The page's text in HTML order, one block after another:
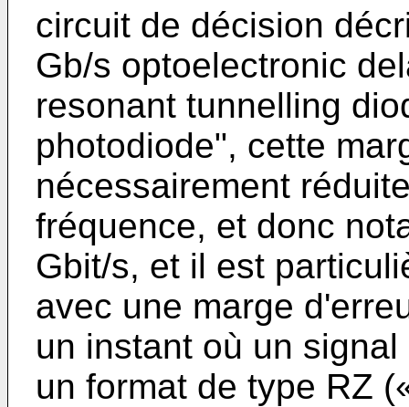
circuit de décision
Gb/s optoelectronic
resonant tunnelling
photodiode", cette
nécessairement
fréquence, et donc
Gbit/s, et il est
avec une marge
un instant où un
un format de type RZ